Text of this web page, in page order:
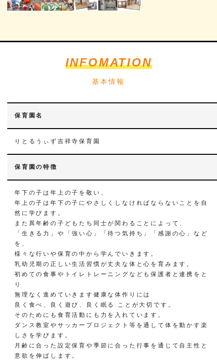
INFOMATION
基本情報
保育園名
りとるうぃず吉祥寺保育園
保育園の特徴
年下の子は年上の子を敬い、
年上の子は年下の子にやさしくしなければならないことを自
然に学びます。
また異年齢の子どもたち同士が関わることによって、
「生きる力」や「強い心」「待つ気持ち」「感謝の心」など
を、
様々な行いや保育の中から学んでいきます。
乳幼児期の正しい生活習慣が丈夫な体と心を育みます。
初めての食事やトイレトレーニングなども保護者と連携をと
り
無理なく進めていきます健康な体作りには
良く食べ、良く遊び、良く眠る ことが大切です。
そのためにも食育活動にも力を入れています。
ダンス教室やサッカープロジェクト等を通して体を動かす楽
しさを学びます。
月齢に合った設定保育や季節に合った行事を通じて自主性と
意欲を伸ばします。